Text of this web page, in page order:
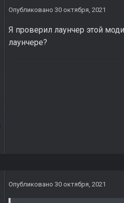
Опубликовано 30 октября, 2021
Я проверил лаунчер этой
лаунчере?
Опубликовано 30 октября, 2021